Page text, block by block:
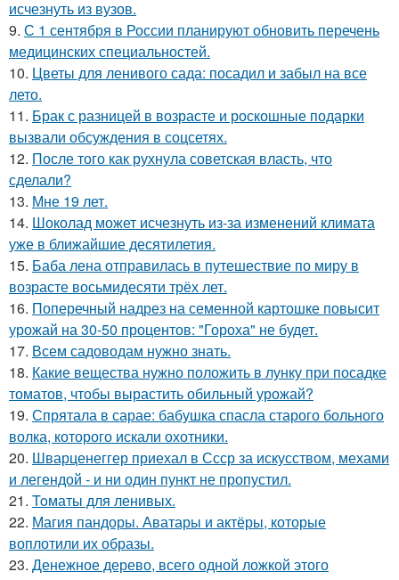
исчезнуть из вузов.
9. С 1 сентября в России планируют обновить перечень
медицинских специальностей.
10. Цветы для ленивого сада: посадил и забыл на все
лето.
11. Брак с разницей в возрасте и роскошные подарки
вызвали обсуждения в соцсетях.
12. После того как рухнула советская власть, что
сделали?
13. Мне 19 лет.
14. Шоколад может исчезнуть из-за изменений климата
уже в ближайшие десятилетия.
15. Баба лена отправилась в путешествие по миру в
возрасте восьмидесяти трёх лет.
16. Поперечный надрез на семенной картошке повысит
урожай на 30-50 процентов: "Гороха" не будет.
17. Всем садоводам нужно знать.
18. Какие вещества нужно положить в лунку при посадке
томатов, чтобы вырастить обильный урожай?
19. Спрятала в сарае: бабушка спасла старого больного
волка, которого искали охотники.
20. Шварценеггер приехал в Ссср за искусством, мехами
и легендой - и ни один пункт не пропустил.
21. Toматы для ленивых.
22. Магия пандоры. Аватары и актёры, которые
воплотили их образы.
23. Денежное дерево, всего одной ложкой этого